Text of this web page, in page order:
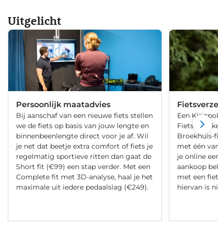
Uitgelicht
Persoonlijk maatadvies
Bij aanschaf van een nieuwe fiets stellen
we de fiets op basis van jouw lengte en
binnenbeenlengte direct voor je af. Wil
je net dat beetje extra comfort of fiets je
regelmatig sportieve ritten dan gaat de
Short fit (€99) een stap verder. Met een
Complete fit met 3D-analyse, haal je het
maximale uit iedere pedaalslag (€249).
Een
Broekhuis-
met één
je online
aankoop
met een
hiervan is